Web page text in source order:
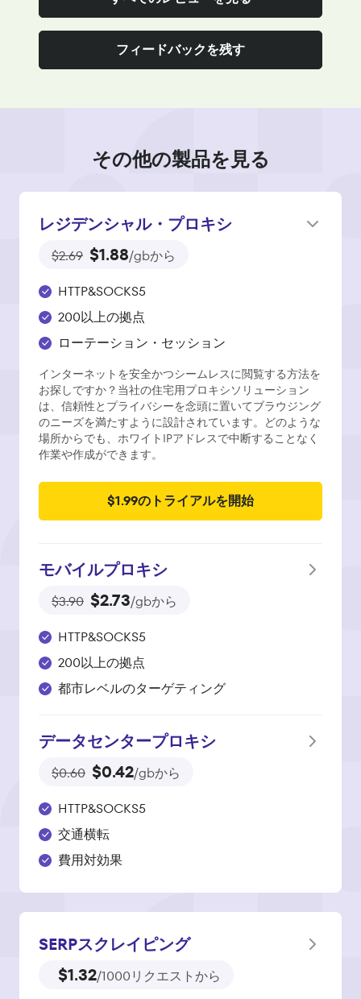
フィードバックを残す
その他の製品を見る
レジデンシャル・プロキシ
$2.69 $1.88/gbから
HTTP&SOCKS5
200以上の拠点
ローテーション・セッション
インターネットを安全かつシームレスに閲覧する方法を
お探しですか？当社の住宅用プロキシソリューション
は、信頼性とプライバシーを念頭に置いてブラウジング
のニーズを満たすように設計されています。どのような
場所からでも、ホワイトIPアドレスで中断することなく
作業や作成ができます。
$1.99のトライアルを開始
モバイルプロキシ
$3.90 $2.73/gbから
HTTP&SOCKS5
200以上の拠点
都市レベルのターゲティング
データセンタープロキシ
$0.60 $0.42/gbから
HTTP&SOCKS5
交通横転
費用対効果
SERPスクレイピング
$1.32/1000リクエストから